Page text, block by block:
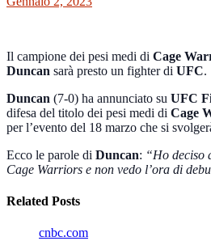
Il campione dei pesi medi di Cage
Duncan sarà presto un fighter di UFC.
Duncan (7-0) ha annunciato su UFC
difesa del titolo dei pesi medi di Cage
per l’evento del 18 marzo che si
Ecco le parole di Duncan: “Ho deciso
Cage Warriors e non vedo l’ora di
Related Posts
cnbc.com